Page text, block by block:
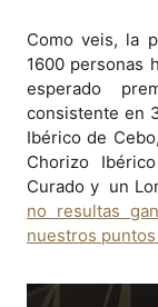
Como veis, la
1600 personas
esperado
consistente en
Ibérico de
Chorizo
Curado y un
no resultas
nuestros